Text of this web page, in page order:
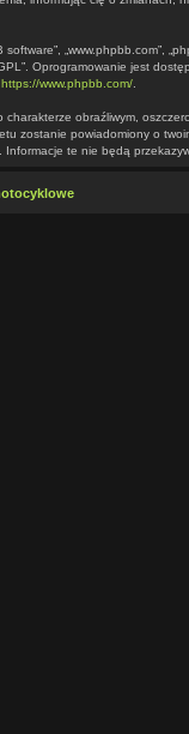
software”,
Oprogramowanie jest
https://www.phpbb.com/
obraźliwym,
zostanie powiadomiony o
te nie będą